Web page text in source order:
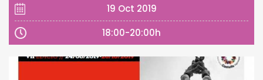
19 Oct 2019
18:00-20:00h